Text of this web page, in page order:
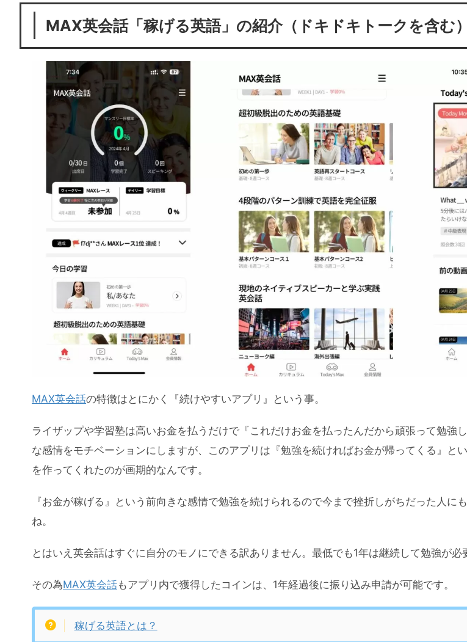
MAX英会話「稼げる英語」の紹介（ドキドキトークを含む）
MAX英会話の特徴はとにかく『続けやすいアプリ』という事。
ライザップや学習塾は高いお金を払うだけで『これだけお金を払ったんだから頑張って勉強
な感情をモチベーションにしますが、このアプリは『勉強を続ければお金が帰ってくる』と
を作ってくれたのが画期的なんです。
『お金が稼げる』という前向きな感情で勉強を続けられるので今まで挫折しがちだった人に
ね。
とはいえ英会話はすぐに自分のモノにできる訳ありません。最低でも1年は継続して勉強が必
その為MAX英会話もアプリ内で獲得したコインは、1年経過後に振り込み申請が可能です。
稼げる英語とは？